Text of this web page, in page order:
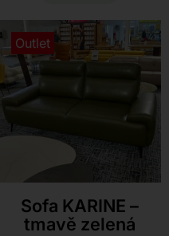
opěrkami je nyní dostupná
za akční cenu 149.900 Kč.
Dopřejte svému interiéru
výjimečný prvek.
Outlet
Sofa KARINE –
tmavě zelená